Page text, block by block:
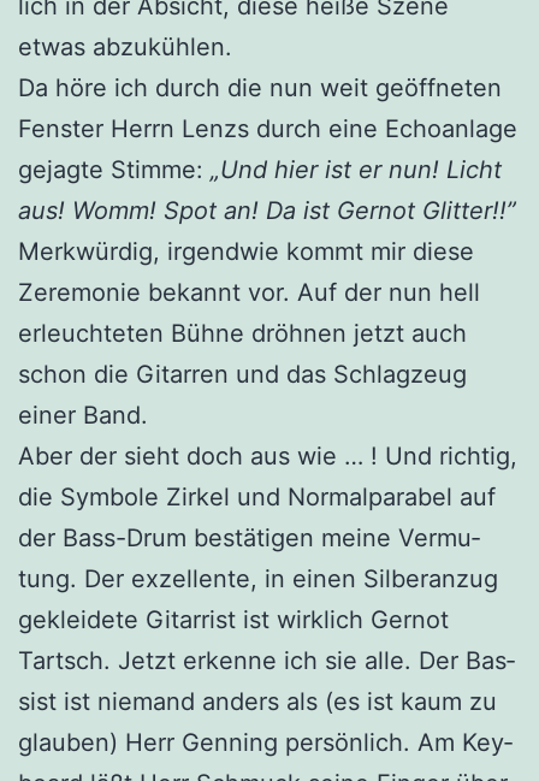
etwas abzukühlen.
Da höre ich durch die nun weit geöff­ne­ten
Fens­ter Herrn Lenzs durch eine Echo­an­la­ge
gejag­te Stim­me: „Und hier ist er nun! Licht
aus! Womm! Spot an! Da ist Ger­not Glit­ter!!”
Merk­wür­dig, irgend­wie kommt mir die­se
Zere­mo­nie bekannt vor. Auf der nun hell
erleuch­te­ten Büh­ne dröh­nen jetzt auch
schon die Gitar­ren und das Schlag­zeug
einer Band.
Aber der sieht doch aus wie … ! Und rich­tig,
die Sym­bo­le Zir­kel und Nor­mal­pa­ra­bel auf
der Bass-Drum bestä­ti­gen mei­ne Ver­mu­
tung. Der exzel­len­te, in einen Sil­ber­an­zug
geklei­de­te Gitar­rist ist wirk­lich Ger­not
Tartsch. Jetzt erken­ne ich sie alle. Der Bas­
sist ist nie­mand anders als (es ist kaum zu
glau­ben) Herr Gen­ning per­sön­lich. Am Key­